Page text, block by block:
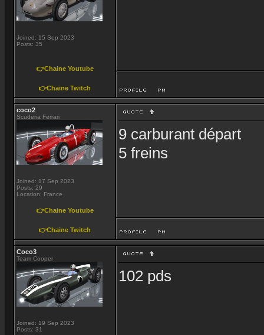
Joined: 15 Sep 2023
Posts: 35
👉Chaine Youtube
👉Chaine Twitch
coco2
Scuderia Ferrari
Joined: 17 Sep 2023
Posts: 29
Location: France
👉Chaine Youtube
👉Chaine Twitch
9 carburant départ
5 freins
Coco3
Team Cooper
Joined: 19 Sep 2023
Posts: 31
102 pds